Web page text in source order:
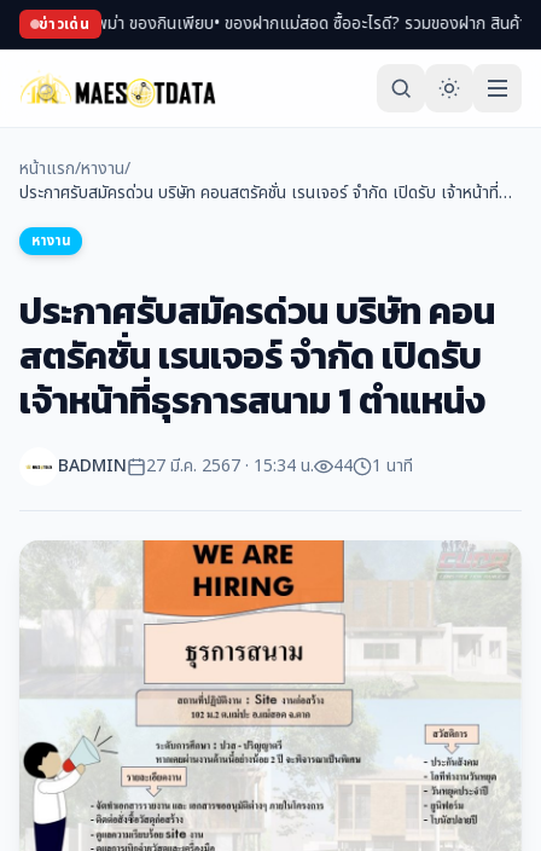
ข่าวเด่น
ปของพม่า ของกินเพียบ• ของฝากแม่สอด ซื้ออะไรดี? รวมของฝาก สินค้า OTOP
หน้าแรก/หางาน/
ประกาศรับสมัครด่วน บริษัท คอนสตรัคชั่น เรนเจอร์ จำกัด เปิดรับ เจ้าหน้าที่
หางาน
ประกาศรับสมัครด่วน บริษัท คอน
สตรัคชั่น เรนเจอร์ จำกัด เปิดรับ
เจ้าหน้าที่ธุรการสนาม 1 ตำแหน่ง
BADMIN 27 มี.ค. 2567 · 15:34 น. 44 1 นาที